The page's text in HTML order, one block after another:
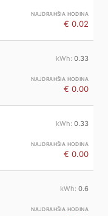
€ 0.02
0.33
€ 0.00
0.33
€ 0.00
0.6